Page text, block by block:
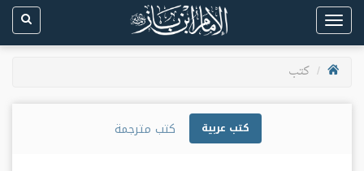
Toggle
navigation
كتب
كتب عربية كتب مترجمة